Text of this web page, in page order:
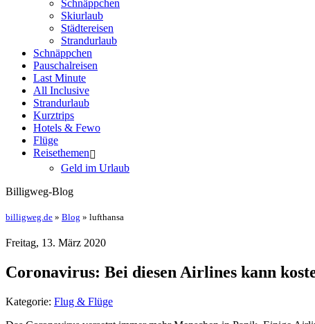
Schnäppchen
Skiurlaub
Städtereisen
Strandurlaub
Schnäppchen
Pauschalreisen
Last Minute
All Inclusive
Strandurlaub
Kurztrips
Hotels & Fewo
Flüge
Reisethemen
Geld im Urlaub
Billigweg-Blog
billigweg.de » Blog » lufthansa
Freitag, 13. März 2020
Coronavirus: Bei diesen Airlines kann
Kategorie: Flug & Flüge